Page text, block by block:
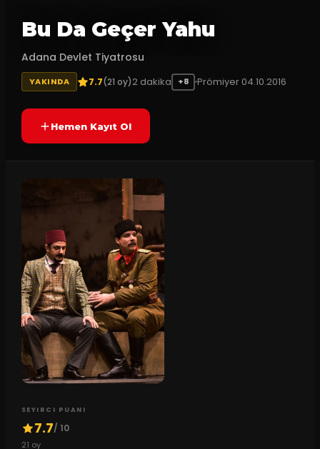
Bu Da Geçer Yahu
Adana Devlet Tiyatrosu
YAKINDA 7.7(21 oy)2 dakika +8 Prömiyer 04.10.2016
Hemen Kayıt Ol
SEYIRCI PUANI
7.7/ 10
21 oy